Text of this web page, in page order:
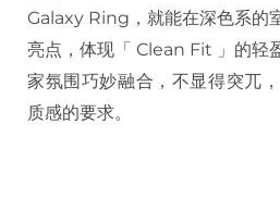
Galaxy Ring，就能在深色系的
亮点，体现「 Clean Fit 」的轻
家氛围巧妙融合，不显得突兀
质感的要求。